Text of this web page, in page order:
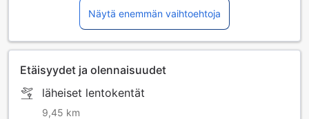
Näytä enemmän vaihtoehtoja
Etäisyydet ja olennaisuudet
läheiset lentokentät
9,45 km